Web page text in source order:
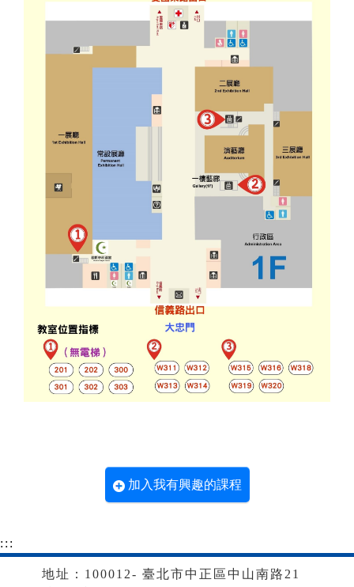
加入我有興趣的課程
:::
地址：100012- 臺北市中正區中山南路21